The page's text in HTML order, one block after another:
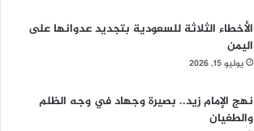
الأخطاء الثلاثة للسعودية بتجديد عدوانها على
اليمن
يوليو 15, 2026
نهج الإمام زيد.. بصيرة وجهاد في وجه الظلم
والطغيان